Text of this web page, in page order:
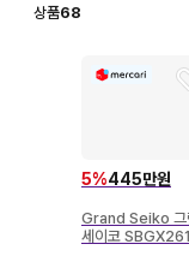
상품68
5%445만원
Grand Seiko 그
세이코